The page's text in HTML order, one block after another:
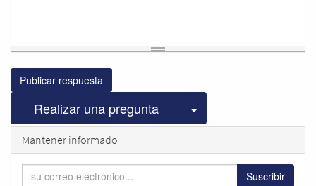
Publicar respuesta
Realizar una pregunta Seleccionar
Mantener informado
Suscribir